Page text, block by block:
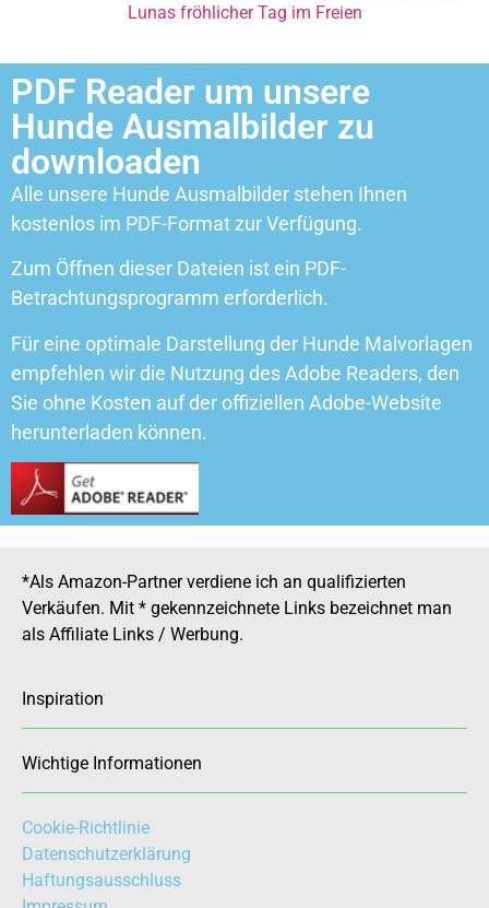
Lunas fröhlicher Tag im Freien
PDF Reader um unsere
Hunde Ausmalbilder zu
downloaden
Alle unsere Hunde Ausmalbilder stehen Ihnen
kostenlos im PDF-Format zur Verfügung.
Zum Öffnen dieser Dateien ist ein PDF-
Betrachtungsprogramm erforderlich.
Für eine optimale Darstellung der Hunde Malvorlagen
empfehlen wir die Nutzung des Adobe Readers, den
Sie ohne Kosten auf der offiziellen Adobe-Website
herunterladen können.
*Als Amazon-Partner verdiene ich an qualifizierten
Verkäufen. Mit * gekennzeichnete Links bezeichnet man
als Affiliate Links / Werbung.
Inspiration
Wichtige Informationen
Cookie-Richtlinie
Datenschutzerklärung
Haftungsausschluss